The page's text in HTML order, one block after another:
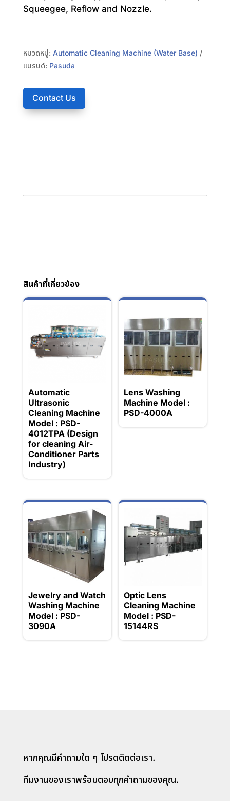
Squeegee, Reflow and Nozzle.
หมวดหมู่: Automatic Cleaning Machine (Water Base)
แบรนด์: Pasuda
Contact Us
สินค้าที่เกี่ยวข้อง
Automatic
Ultrasonic
Cleaning Machine
Model : PSD-
4012TPA (Design
for cleaning Air-
Conditioner Parts
Industry)
Lens Washing
Machine Model :
PSD-4000A
Jewelry and Watch
Washing Machine
Model : PSD-
3090A
Optic Lens
Cleaning Machine
Model : PSD-
15144RS
หากคุณมีคำถามใด ๆ โปรดติดต่อเรา.
ทีมงานของเราพร้อมตอบทุกคำถามของคุณ.